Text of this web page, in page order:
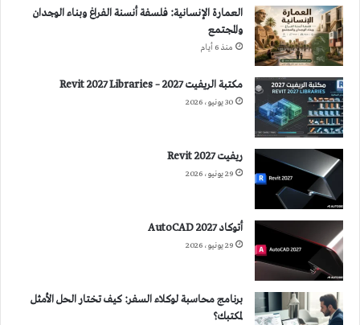
العمارة الإنسانية: فلسفة أنسنة الفراغ وبناء الوجدان
والمجتمع
منذ 6 أيام
مكتبة الريفيت 2027 – Revit 2027 Libraries
30 يونيو، 2026
ريفيت 2027 Revit
29 يونيو، 2026
أتوكاد 2027 AutoCAD
29 يونيو، 2026
برنامج محاسبة لوكلاء السفر: كيف تختار الحل الأمثل
لمكتبك؟